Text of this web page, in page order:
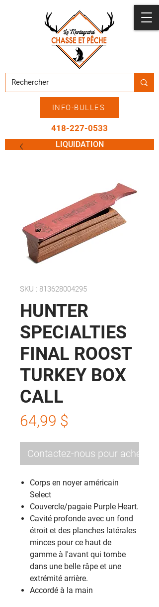
INFO-BULLES
418-227-0533
LIQUIDATION
SKU : 813628004295
HUNTER
SPECIALTIES
FINAL ROOST
TURKEY BOX
CALL
64,99 $
Contactez-nous pour acheter
Corps en noyer américain
Select
Couvercle/pagaie Purple Heart.
Cavité profonde avec un fond
étroit et des planches latérales
minces pour ce haut de
gamme à l'avant qui tombe
dans une belle râpe et une
extrémité arrière.
Accordé à la main